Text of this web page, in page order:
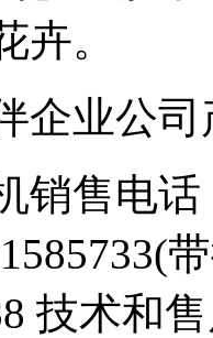
卉。
企业公
销售电话
技术和